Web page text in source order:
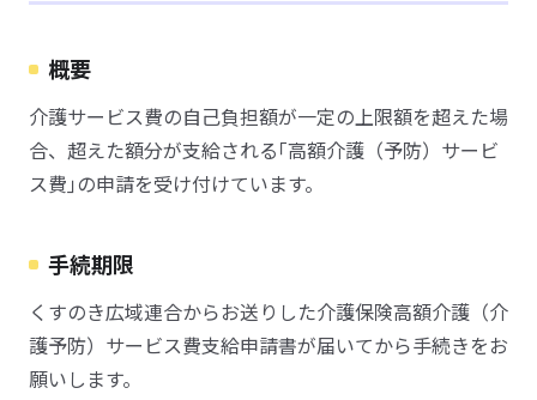
概要
介護サービス費の自己負担額が一定の上限額を超えた場
合、超えた額分が支給される｢高額介護（予防）サービ
ス費｣の申請を受け付けています。
手続期限
くすのき広域連合からお送りした介護保険高額介護（介
護予防）サービス費支給申請書が届いてから手続きをお
願いします。